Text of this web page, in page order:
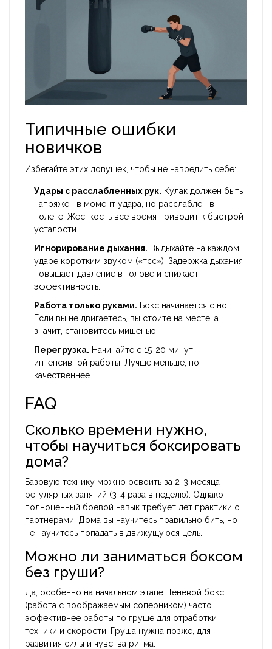
Типичные ошибки
новичков
Избегайте этих ловушек, чтобы не навредить себе:
Удары с расслабленных рук. Кулак должен быть
напряжен в момент удара, но расслаблен в
полете. Жесткость все время приводит к быстрой
усталости.
Игнорирование дыхания. Выдыхайте на каждом
ударе коротким звуком («тсс»). Задержка дыхания
повышает давление в голове и снижает
эффективность.
Работа только руками. Бокс начинается с ног.
Если вы не двигаетесь, вы стоите на месте, а
значит, становитесь мишенью.
Перегрузка. Начинайте с 15-20 минут
интенсивной работы. Лучше меньше, но
качественнее.
FAQ
Сколько времени нужно,
чтобы научиться боксировать
дома?
Базовую технику можно освоить за 2-3 месяца
регулярных занятий (3-4 раза в неделю). Однако
полноценный боевой навык требует лет практики с
партнерами. Дома вы научитесь правильно бить, но
не научитесь попадать в движущуюся цель.
Можно ли заниматься боксом
без груши?
Да, особенно на начальном этапе. Теневой бокс
(работа с воображаемым соперником) часто
эффективнее работы по груше для отработки
техники и скорости. Груша нужна позже, для
развития силы и чувства ритма.